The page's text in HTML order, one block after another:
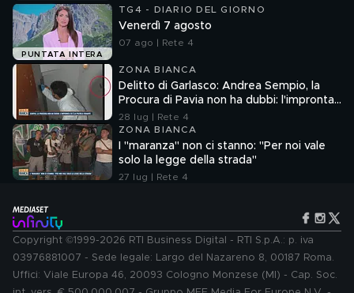
PUNTATA INTERA
TG4 - DIARIO DEL GIORNO
Venerdì 7 agosto
07 ago | Rete 4
ZONA BIANCA
Delitto di Garlasco: Andrea Sempio, la
Procura di Pavia non ha dubbi: l'impronta
33 è la pistola fumante
28 lug | Rete 4
ZONA BIANCA
I "maranza" non ci stanno: "Per noi vale
solo la legge della strada"
27 lug | Rete 4
Copyright ©1999-2026 RTI Business Digital - RTI S.p.A.: p. iva
03976881007 - Sede legale: Largo del Nazareno 8, 00187 Roma.
Uffici: Viale Europa 46, 20093 Cologno Monzese (MI) - Cap. Soc.